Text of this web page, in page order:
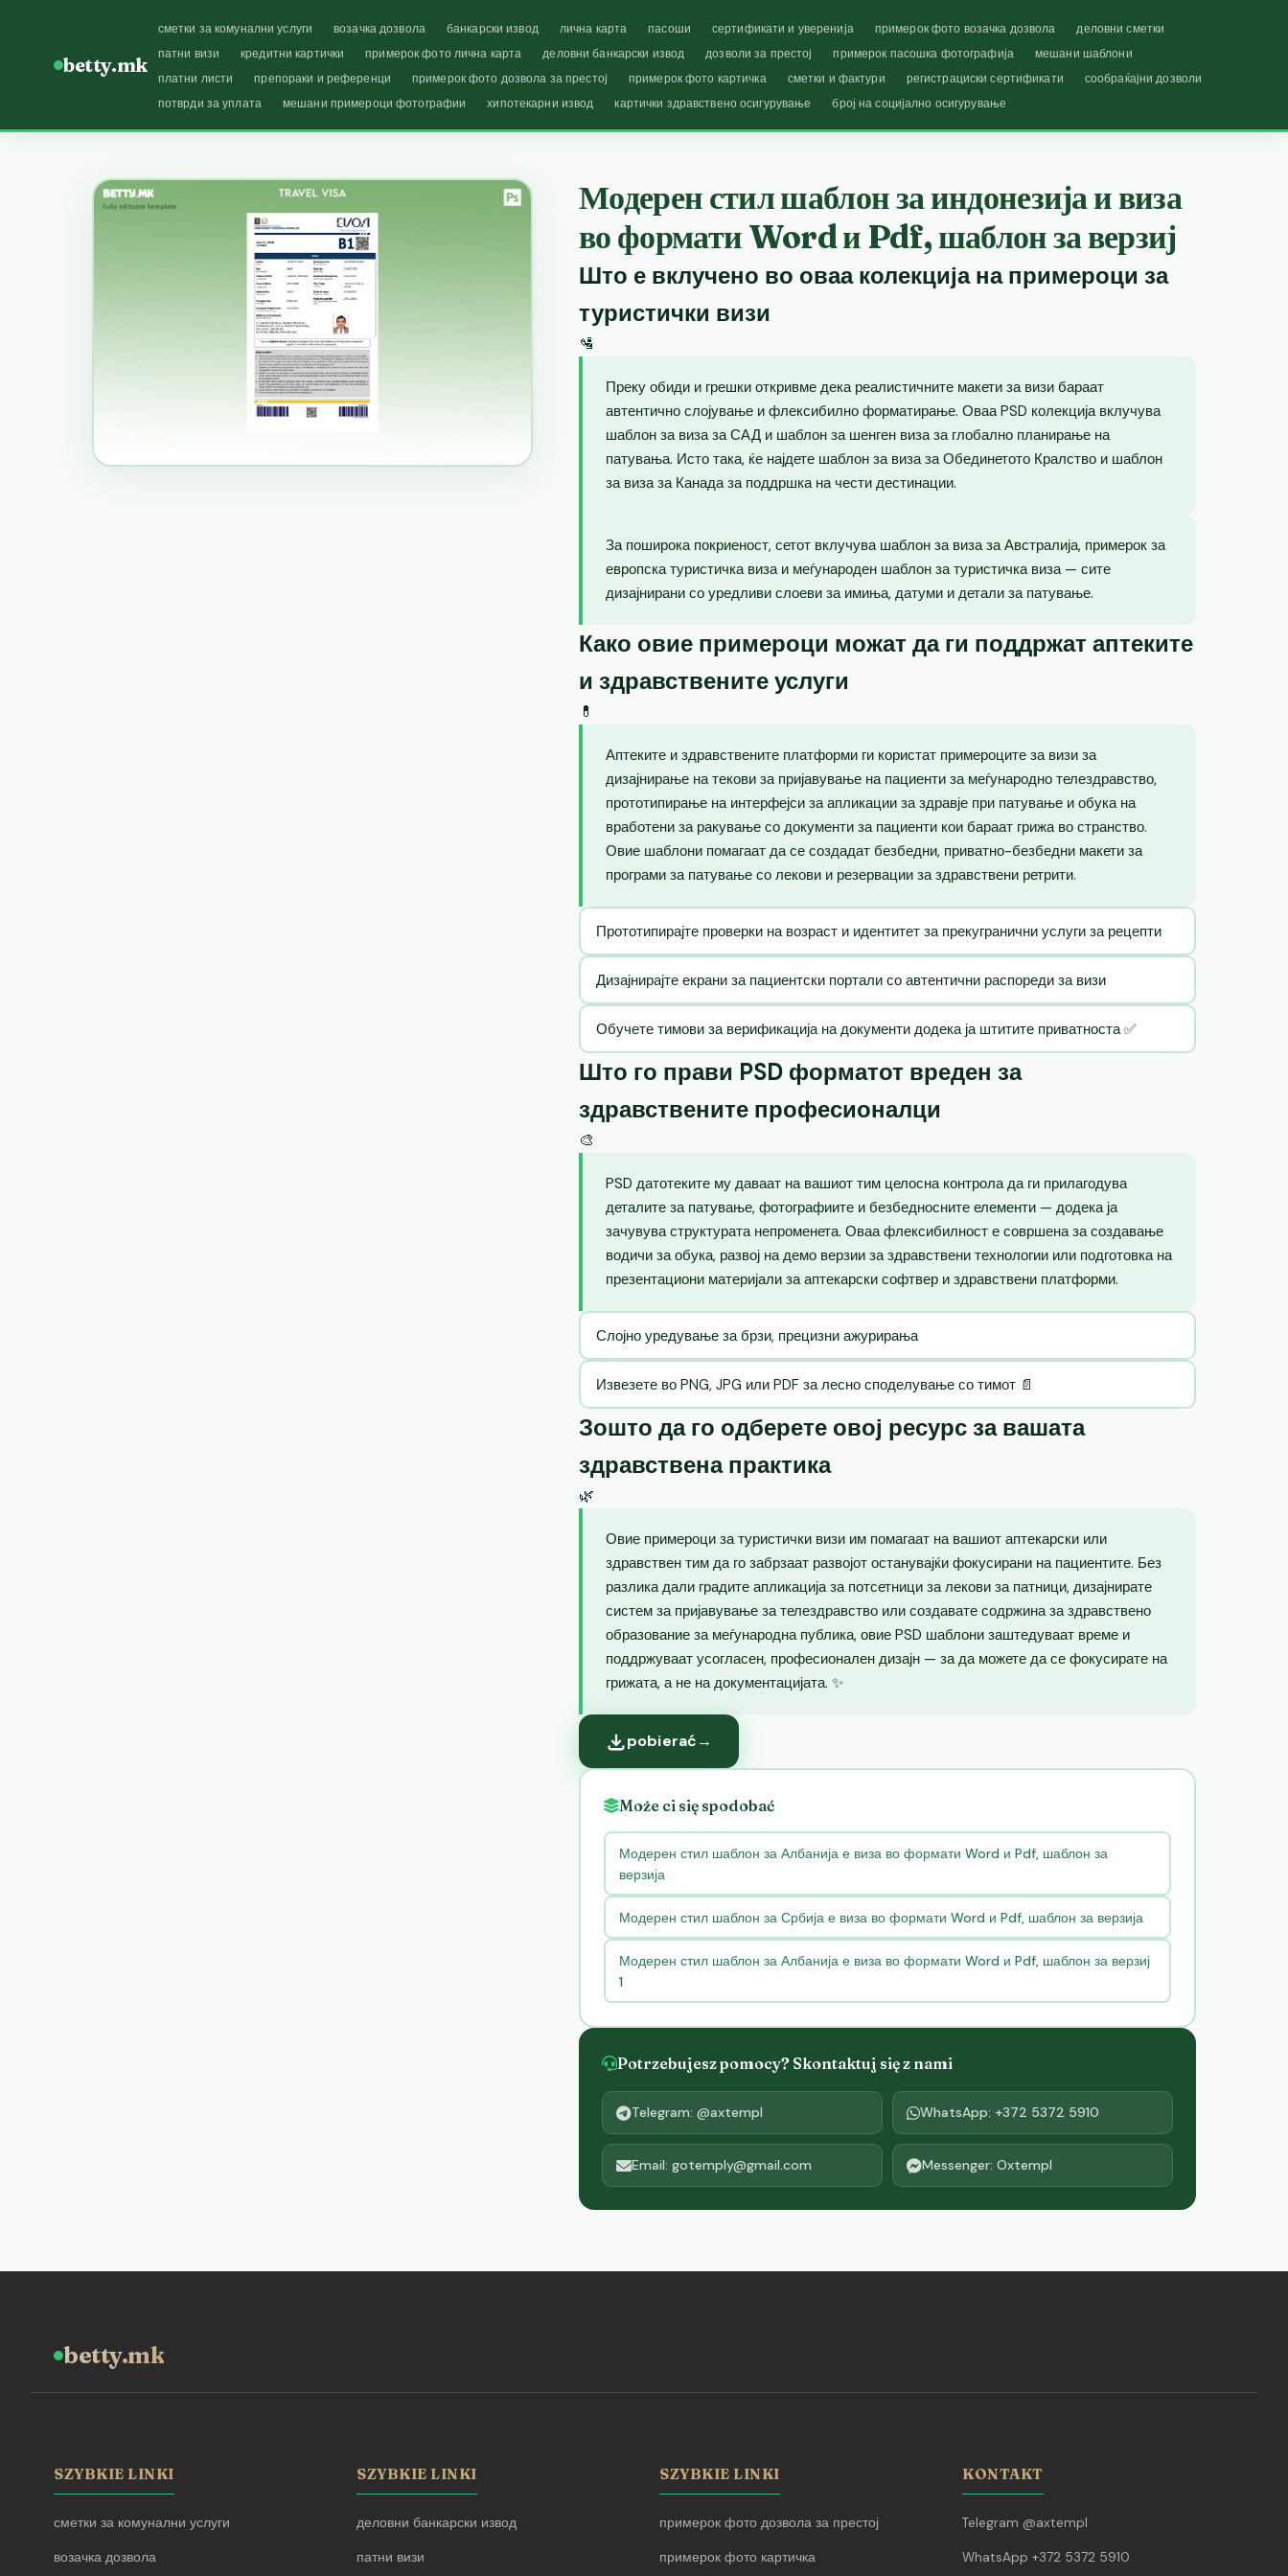
betty.mk
сметки за комунални услуги возачка дозвола банкарски извод лична карта пасоши сертификати и уверенија примерок фото возачка дозвола
деловни сметки
патни визи
кредитни картички примерок фото лична карта деловни банкарски извод дозволи за престој примерок пасошка фотографија
мешани шаблони
платни листи
препораки и референци примерок фото дозвола за престој примерок фото картичка сметки и фактури регистрациски сертификати
сообраќајни дозволи
потврди за уплата
мешани примероци фотографии хипотекарни извод картички здравствено осигурување број на социјално осигурување
Модерен стил шаблон за индонезија и виза
во формати Word и Pdf, шаблон за верзиј
Што е вклучено во оваа колекција на примероци за
туристички визи
🛂
Преку обиди и грешки откривме дека реалистичните макети за визи бараат
автентично слојување и флексибилно форматирање. Оваа PSD колекција вклучува
шаблон за виза за САД и шаблон за шенген виза за глобално планирање на
патувања. Исто така, ќе најдете шаблон за виза за Обединетото Кралство и шаблон
за виза за Канада за поддршка на чести дестинации.
За поширока покриеност, сетот вклучува шаблон за виза за Австралија, примерок за
европска туристичка виза и меѓународен шаблон за туристичка виза — сите
дизајнирани со уредливи слоеви за имиња, датуми и детали за патување.
Како овие примероци можат да ги поддржат аптеките
и здравствените услуги
💊
Аптеките и здравствените платформи ги користат примероците за визи за
дизајнирање на текови за пријавување на пациенти за меѓународно телездравство,
прототипирање на интерфејси за апликации за здравје при патување и обука на
вработени за ракување со документи за пациенти кои бараат грижа во странство.
Овие шаблони помагаат да се создадат безбедни, приватно-безбедни макети за
програми за патување со лекови и резервации за здравствени ретрити.
Прототипирајте проверки на возраст и идентитет за прекугранични услуги за рецепти
Дизајнирајте екрани за пациентски портали со автентични распореди за визи
Обучете тимови за верификација на документи додека ја штитите приватноста ✅
Што го прави PSD форматот вреден за
здравствените професионалци
🎨
PSD датотеките му даваат на вашиот тим целосна контрола да ги прилагодува
деталите за патување, фотографиите и безбедносните елементи — додека ја
зачувува структурата непроменета. Оваа флексибилност е совршена за создавање
водичи за обука, развој на демо верзии за здравствени технологии или подготовка на
презентациони материјали за аптекарски софтвер и здравствени платформи.
Слојно уредување за брзи, прецизни ажурирања
Извезете во PNG, JPG или PDF за лесно споделување со тимот 📄
Зошто да го одберете овој ресурс за вашата
здравствена практика
🌿
Овие примероци за туристички визи им помагаат на вашиот аптекарски или
здравствен тим да го забрзаат развојот останувајќи фокусирани на пациентите. Без
разлика дали градите апликација за потсетници за лекови за патници, дизајнирате
систем за пријавување за телездравство или создавате содржина за здравствено
образование за меѓународна публика, овие PSD шаблони заштедуваат време и
поддржуваат усогласен, професионален дизајн — за да можете да се фокусирате на
грижата, а не на документацијата. ✨
pobierać→
Może ci się spodobać
Модерен стил шаблон за Албанија е виза во формати Word и Pdf, шаблон за
верзија
Модерен стил шаблон за Србија е виза во формати Word и Pdf, шаблон за верзија
Модерен стил шаблон за Албанија е виза во формати Word и Pdf, шаблон за верзиј
1
Potrzebujesz pomocy? Skontaktuj się z nami
Telegram: @axtempl WhatsApp: +372 5372 5910
Email: gotemply@gmail.com Messenger: Oxtempl
betty.mk
SZYBKIE LINKI
сметки за комунални услуги
возачка дозвола
SZYBKIE LINKI
деловни банкарски извод
патни визи
SZYBKIE LINKI
примерок фото дозвола за престој
примерок фото картичка
KONTAKT
Telegram @axtempl
WhatsApp +372 5372 5910